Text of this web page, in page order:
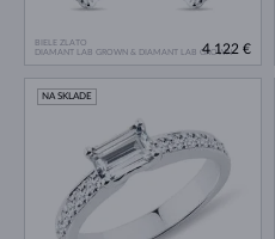
BIELE ZLATO
DIAMANT LAB GROWN & DIAMANT LAB GROWN
4 122 €
NA SKLADE